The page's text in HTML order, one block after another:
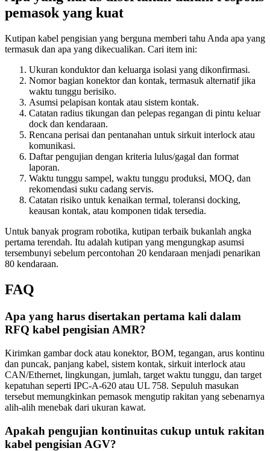
pemasok yang kuat
Kutipan kabel pengisian yang berguna memberi tahu Anda apa yang
termasuk dan apa yang dikecualikan. Cari item ini:
Ukuran konduktor dan keluarga isolasi yang dikonfirmasi.
Nomor bagian konektor dan kontak, termasuk alternatif jika
waktu tunggu berisiko.
Asumsi pelapisan kontak atau sistem kontak.
Catatan radius tikungan dan pelepas regangan di pintu keluar
dock dan kendaraan.
Rencana perisai dan pentanahan untuk sirkuit interlock atau
komunikasi.
Daftar pengujian dengan kriteria lulus/gagal dan format
laporan.
Waktu tunggu sampel, waktu tunggu produksi, MOQ, dan
rekomendasi suku cadang servis.
Catatan risiko untuk kenaikan termal, toleransi docking,
keausan kontak, atau komponen tidak tersedia.
Untuk banyak program robotika, kutipan terbaik bukanlah angka
pertama terendah. Itu adalah kutipan yang mengungkap asumsi
tersembunyi sebelum percontohan 20 kendaraan menjadi penarikan
80 kendaraan.
FAQ
Apa yang harus disertakan pertama kali dalam
RFQ kabel pengisian AMR?
Kirimkan gambar dock atau konektor, BOM, tegangan, arus kontinu
dan puncak, panjang kabel, sistem kontak, sirkuit interlock atau
CAN/Ethernet, lingkungan, jumlah, target waktu tunggu, dan target
kepatuhan seperti IPC-A-620 atau UL 758. Sepuluh masukan
tersebut memungkinkan pemasok mengutip rakitan yang sebenarnya
alih-alih menebak dari ukuran kawat.
Apakah pengujian kontinuitas cukup untuk rakitan
kabel pengisian AGV?